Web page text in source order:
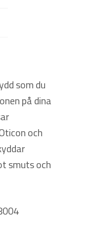
som du
på dina
och
smuts och